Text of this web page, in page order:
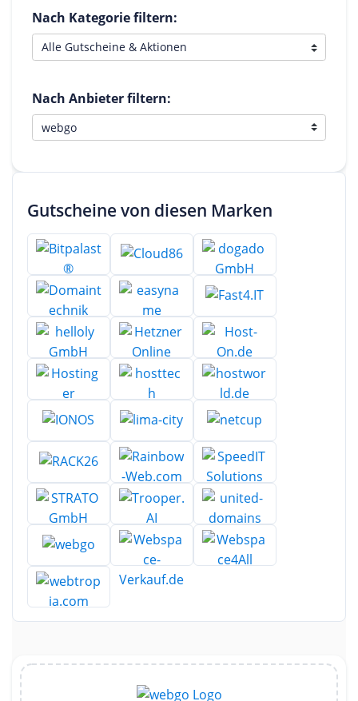
Nach Kategorie filtern:
Nach Anbieter filtern:
Gutscheine von diesen Marken